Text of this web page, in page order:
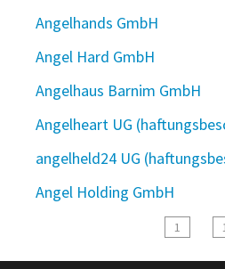
Angelhands GmbH
Angel Hard GmbH
Angelhaus Barnim GmbH
Angelheart UG
angelheld24 UG
Angel Holding GmbH
1